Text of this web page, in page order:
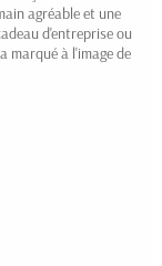
agréable et une
d'entreprise ou
marqué à l'image de